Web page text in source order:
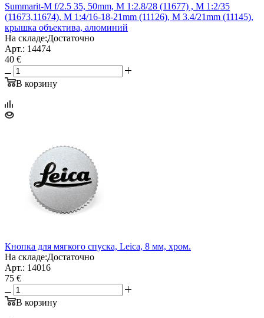
Summarit-M f/2.5 35, 50mm, M 1:2.8/28 (11677) , M 1:2/35
(11673,11674), M 1:4/16-18-21mm (11126), M 3.4/21mm (11145),
крышка объектива, алюминий
На складе:Достаточно
Арт.: 14474
40 €
В корзину
Кнопка для мягкого спуска, Leica, 8 мм, хром.
На складе:Достаточно
Арт.: 14016
75 €
В корзину